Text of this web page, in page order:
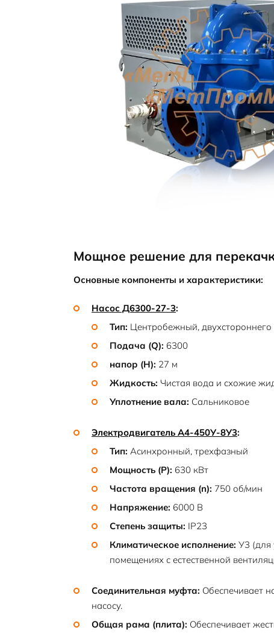
Мощное решение для
Основные компоненты и характеристики:
Насос Д6300-27-3:
Тип: Центробежный,
Подача (Q): 6300
напор (H): 27 м
Жидкость: Чистая вода и схожие
Уплотнение вала: Сальниковое
Электродвигатель А4-450У-8У3:
Тип: Асинхронный, трехфазный
Мощность (P): 630 кВт
Частота вращения (n): 750 об/мин
Напряжение: 6000 В
Степень защиты: IP23
Климатическое исполнение: У3 (для
помещениях с естественной
Соединительная муфта: Обеспечивает
насосу.
Общая рама (плита): Обеспечивает